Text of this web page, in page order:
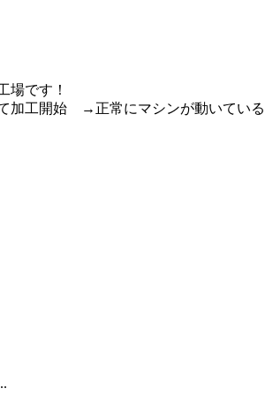
場です！
加工開始 →正常にマシンが動いてい